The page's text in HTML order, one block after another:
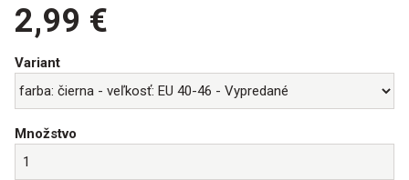
2,99 €
Variant
Množstvo